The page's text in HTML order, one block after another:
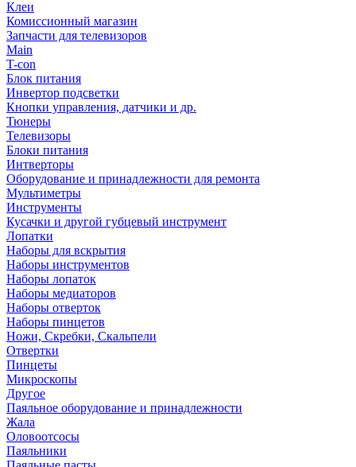
Клеи
Комиссионный магазин
Запчасти для телевизоров
Main
T-con
Блок питания
Инвертор подсветки
Кнопки управления, датчики и др.
Тюнеры
Телевизоры
Блоки питания
Интверторы
Оборудование и принадлежности для ремонта
Мультиметры
Инструменты
Кусачки и другой губцевый инструмент
Лопатки
Наборы для вскрытия
Наборы инструментов
Наборы лопаток
Наборы медиаторов
Наборы отверток
Наборы пинцетов
Ножи, Скребки, Скальпели
Отвертки
Пинцеты
Микроскопы
Другое
Паяльное оборудование и принадлежности
Жала
Оловоотсосы
Паяльники